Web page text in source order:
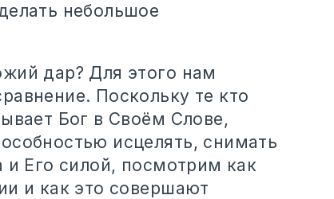
небольшое
дар? Для этого нам
Поскольку те кто
Бог в Своём Слове,
исцелять, снимать
и Его силой, посмотрим как
и как это совершают